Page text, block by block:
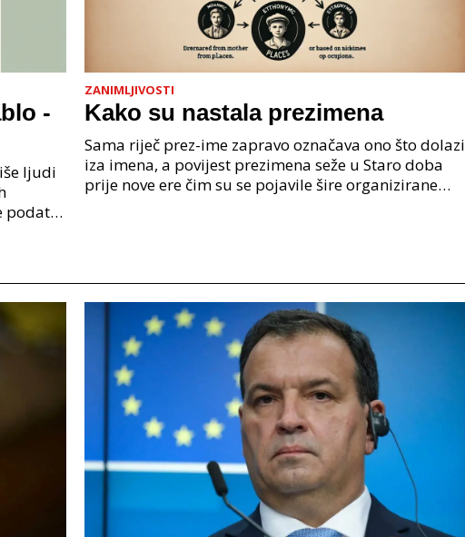
-
ljudi
ZANIMLJIVOSTI
Kako su nastala prezimena
Sama riječ prez-ime zapravo označava ono što dolazi
iza imena, a povijest prezimena seže u Staro doba
prije nove ere čim su se pojavile šire organizirane